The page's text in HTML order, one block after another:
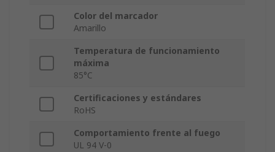
Color del marcador
Amarillo
Temperatura de funcionamiento
máxima
85°C
Certificaciones y estándares
RoHS
Comportamiento frente al fuego
UL 94 V-0